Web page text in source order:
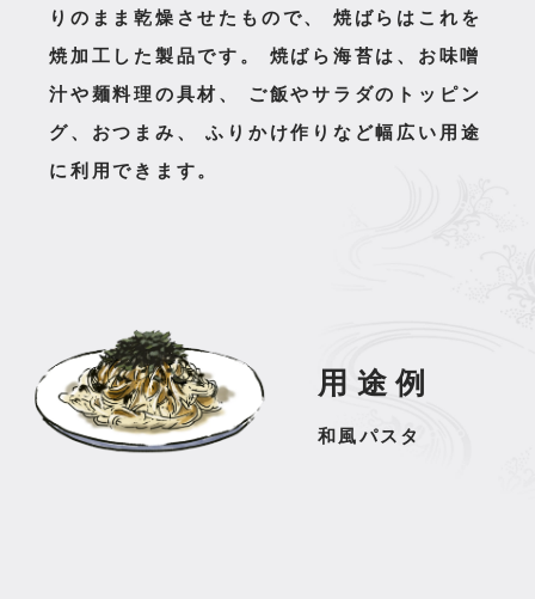
りのまま乾燥させたもので、
焼ばらはこれを
焼加工した製品です。
焼ばら海苔は、お味噌
汁や麺料理の具材、
ご飯やサラダのトッピン
グ、おつまみ、
ふりかけ作りなど幅広い用途
に利用できます。
用途例
和風パスタ